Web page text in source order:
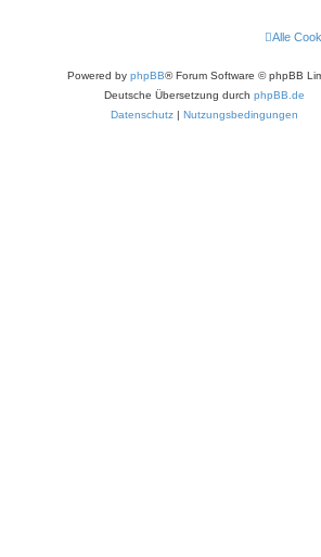
Alle
Powered by phpBB® Forum Software © phpBB
Deutsche Übersetzung durch phpBB.de
Datenschutz | Nutzungsbedingungen